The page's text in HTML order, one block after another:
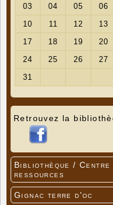
Retrouvez la
Bibliothèque / Centre
ressources
Gignac terre d'oc